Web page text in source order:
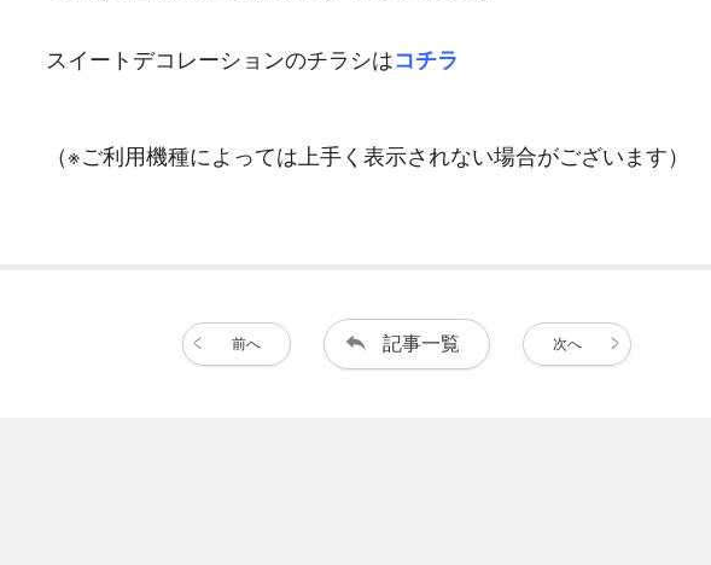
スイートデコレーションのチラシはコチラ
（※ご利用機種によっては上手く表示されない場合がございます）
前へ 記事一覧 次へ